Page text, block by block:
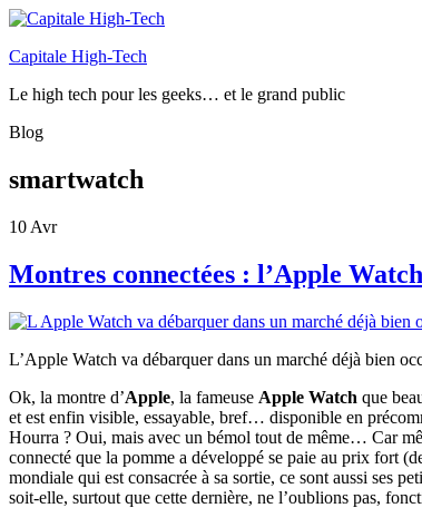
Capitale High-Tech
Le high tech pour les geeks… et le grand public
Blog
smartwatch
10 Avr
Montres connectées : l’Apple
L’Apple Watch va débarquer dans un marché déjà bien
Ok, la montre d’Apple, la fameuse Apple Watch que
et est enfin visible, essayable, bref… disponible en
Hourra ? Oui, mais avec un bémol tout de même… Car
connecté que la pomme a développé se paie au prix fort (
mondiale qui est consacrée à sa sortie, ce sont aussi ses
soit-elle, surtout que cette dernière, ne l’oublions pas,